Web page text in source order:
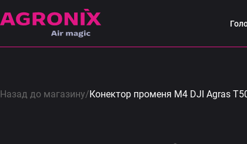
Назад до магазину/Конектор променя M4 DJI Agras